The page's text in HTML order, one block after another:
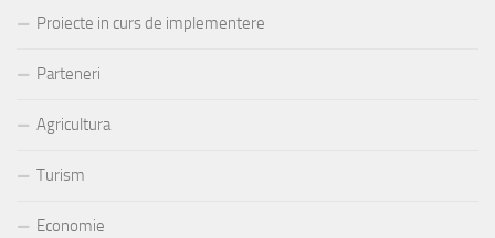
Proiecte in curs de implementere
Parteneri
Agricultura
Turism
Economie